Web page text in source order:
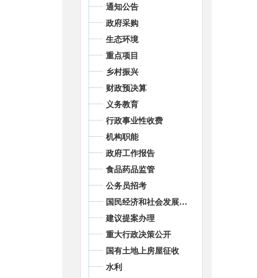
通知公告
政府采购
生态环境
重点项目
乡村振兴
财政预决算
义务教育
行政事业性收费
机构职能
政府工作报告
食品药品监管
公务员招考
国民经济和社会发展统计信息
建议提案办理
重大行政决策公开
国有土地上房屋征收
水利